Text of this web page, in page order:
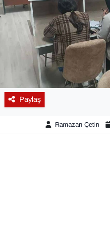
Paylaş
Ramazan Çetin
DÜNYA
EĞİTİM
EKONOMİ
Eleman
Emlak
En çok konuşulanlar